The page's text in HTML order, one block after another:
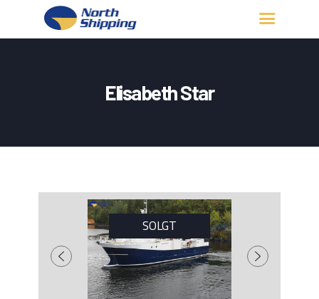
Elisabeth Star
KONTAKT OSS
SOLGT